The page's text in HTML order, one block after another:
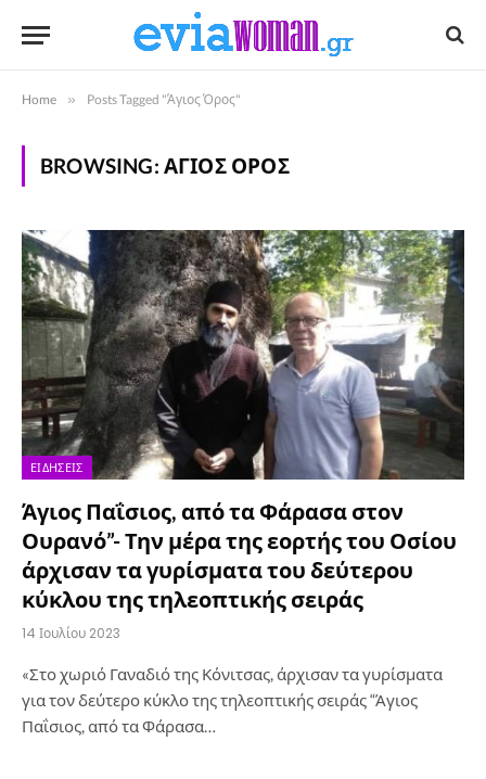
Home » Posts Tagged "Άγιος Όρος"
BROWSING: ΆΓΙΟΣ ΌΡΟΣ
ΕΙΔΉΣΕΙΣ
Άγιος Παΐσιος, από τα Φάρασα στον
Ουρανό”- Την μέρα της εορτής του Οσίου
άρχισαν τα γυρίσματα του δεύτερου
κύκλου της τηλεοπτικής σειράς
14 Ιουλίου 2023
«Στο χωριό Γαναδιό της Κόνιτσας, άρχισαν τα γυρίσματα
για τον δεύτερο κύκλο της τηλεοπτικής σειράς “Άγιος
Παΐσιος, από τα Φάρασα…